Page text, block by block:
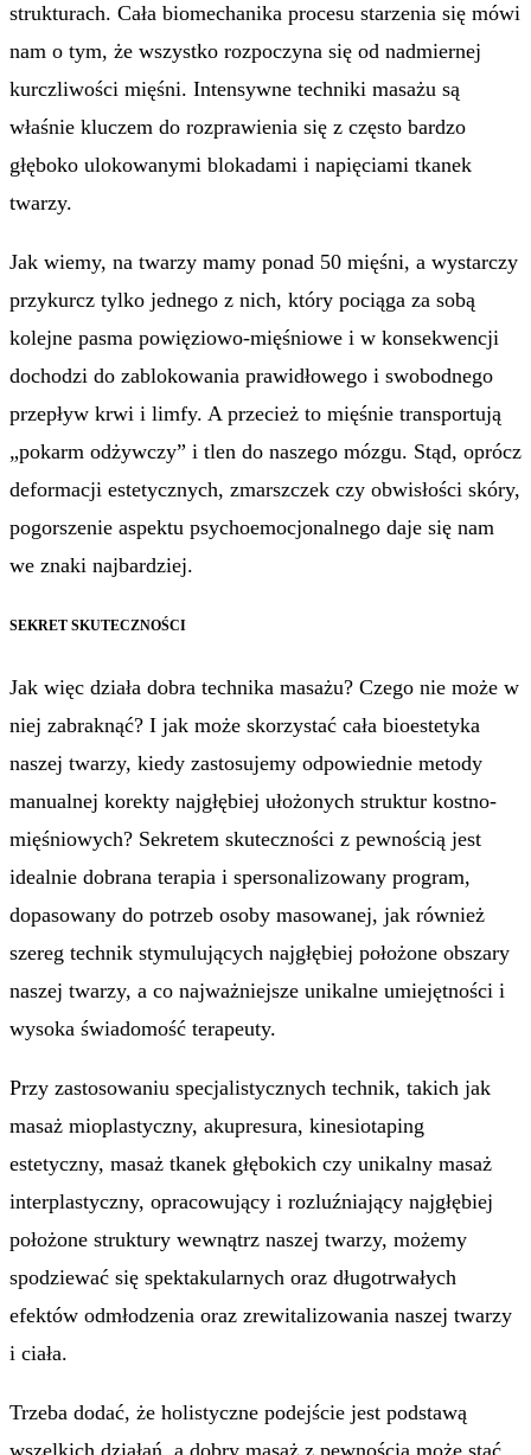
strukturach. Cała biomechanika procesu starzenia się mówi
nam o tym, że wszystko rozpoczyna się od nadmiernej
kurczliwości mięśni. Intensywne techniki masażu są
właśnie kluczem do rozprawienia się z często bardzo
głęboko ulokowanymi blokadami i napięciami tkanek
twarzy.
Jak wiemy, na twarzy mamy ponad 50 mięśni, a wystarczy
przykurcz tylko jednego z nich, który pociąga za sobą
kolejne pasma powięziowo-mięśniowe i w konsekwencji
dochodzi do zablokowania prawidłowego i swobodnego
przepływ krwi i limfy. A przecież to mięśnie transportują
„pokarm odżywczy” i tlen do naszego mózgu. Stąd, oprócz
deformacji estetycznych, zmarszczek czy obwisłości skóry,
pogorszenie aspektu psychoemocjonalnego daje się nam
we znaki najbardziej.
SEKRET SKUTECZNOŚCI
Jak więc działa dobra technika masażu? Czego nie może w
niej zabraknąć? I jak może skorzystać cała bioestetyka
naszej twarzy, kiedy zastosujemy odpowiednie metody
manualnej korekty najgłębiej ułożonych struktur kostno-
mięśniowych? Sekretem skuteczności z pewnością jest
idealnie dobrana terapia i spersonalizowany program,
dopasowany do potrzeb osoby masowanej, jak również
szereg technik stymulujących najgłębiej położone obszary
naszej twarzy, a co najważniejsze unikalne umiejętności i
wysoka świadomość terapeuty.
Przy zastosowaniu specjalistycznych technik, takich jak
masaż mioplastyczny, akupresura, kinesiotaping
estetyczny, masaż tkanek głębokich czy unikalny masaż
interplastyczny, opracowujący i rozluźniający najgłębiej
położone struktury wewnątrz naszej twarzy, możemy
spodziewać się spektakularnych oraz długotrwałych
efektów odmłodzenia oraz zrewitalizowania naszej twarzy
i ciała.
Trzeba dodać, że holistyczne podejście jest podstawą